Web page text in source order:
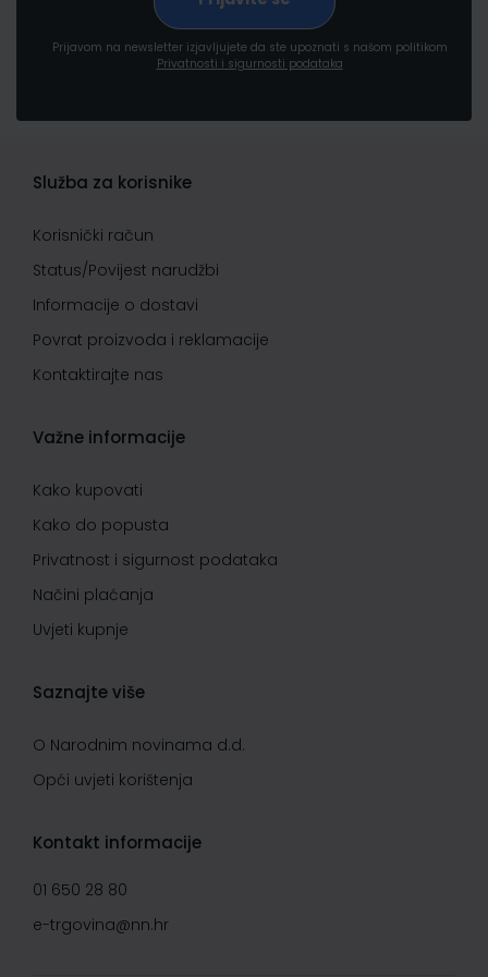
Prijavom na newsletter izjavljujete da ste upoznati s našom politikom
Privatnosti i sigurnosti podataka
Služba za korisnike
Korisnički račun
Status/Povijest narudžbi
Informacije o dostavi
Povrat proizvoda i reklamacije
Kontaktirajte nas
Važne informacije
Kako kupovati
Kako do popusta
Privatnost i sigurnost podataka
Načini plaćanja
Uvjeti kupnje
Saznajte više
O Narodnim novinama d.d.
Opći uvjeti korištenja
Kontakt informacije
01 650 28 80
e-trgovina@nn.hr